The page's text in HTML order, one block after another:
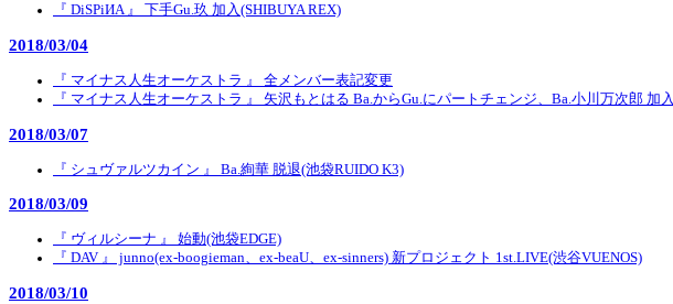
『 DiSPiИA 』 下手Gu.玖 加入(SHIBUYA REX)
2018/03/04
『 マイナス人生オーケストラ 』 全メンバー表記変更
『 マイナス人生オーケストラ 』 矢沢もとはる Ba.からGu.にパートチェンジ、Ba.小川万次郎 加入
2018/03/07
『 シュヴァルツカイン 』 Ba.絢華 脱退(池袋RUIDO K3)
2018/03/09
『 ヴィルシーナ 』 始動(池袋EDGE)
『 DAV 』 junno(ex-boogieman、ex-beaU、ex-sinners) 新プロジェクト 1st.LIVE(渋谷VUENOS)
2018/03/10